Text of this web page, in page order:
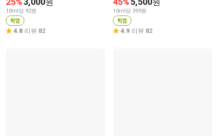
원
10ml당 92원
픽업
4.8 리뷰 82
원
10ml당 393원
픽업
4.9 리뷰 82